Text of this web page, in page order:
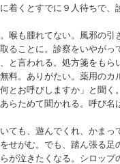
着くとすでに９人待ちで、
喉も腫れてない。風邪の引
ることに。診察をいやが
と言われる。処方箋をも
料。ありがたい。薬用のカ
とお呼びしますか」と聞
らためて聞かれる。呼び名
ても、遊んでくれ、かま
せがむ。でも、踏ん張る
が泣きたくなる。シロッ